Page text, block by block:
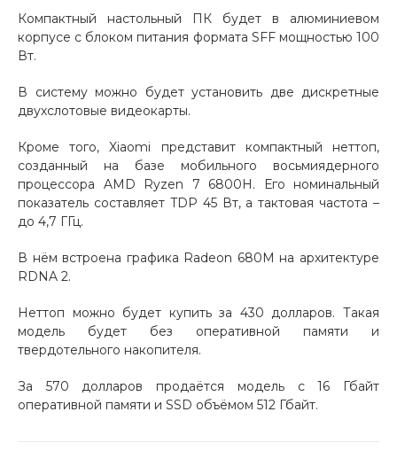
25% картой любого банка
Получайте товар
выбранный способом
Оставшиеся75 % будут
списыватьсяс вашей карты
по25%каждые 2 недели
об оплате Плайтом
25
Остались вопросы?
Компактный настольный ПК будет в алюминиевом
корпусе с блоком питания формата SFF мощностью 100
Вт.
В систему можно будет установить две дискретные
двухслотовые видеокарты.
Кроме того, Xiaomi представит компактный неттоп,
созданный на базе мобильного восьмиядерного
процессора AMD Ryzen 7 6800H. Его номинальный
показатель составляет TDP 45 Вт, а тактовая частота –
до 4,7 ГГц.
В нём встроена графика Radeon 680M на архитектуре
RDNA 2.
Неттоп можно будет купить за 430 долларов. Такая
модель будет без оперативной памяти и
твердотельного накопителя.
За 570 долларов продаётся модель с 16 Гбайт
оперативной памяти и SSD объёмом 512 Гбайт.